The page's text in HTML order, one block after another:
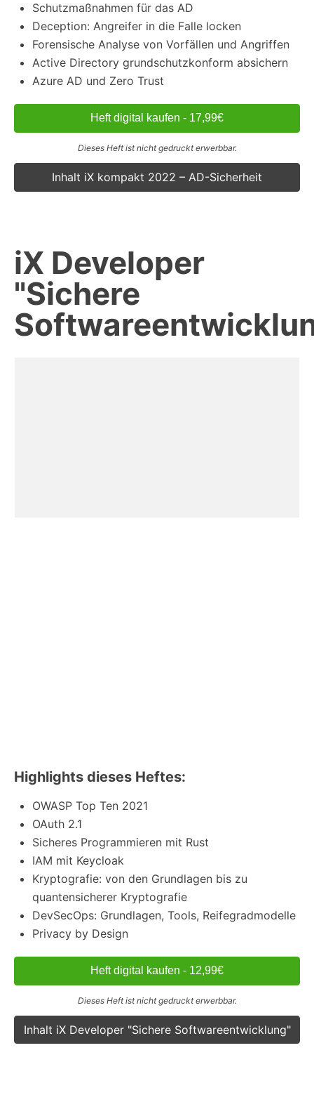
Schutzmaßnahmen für das AD
Deception: Angreifer in die Falle locken
Forensische Analyse von Vorfällen und Angriffen
Active Directory grundschutzkonform absichern
Azure AD und Zero Trust
Heft digital kaufen - 17,99€
Dieses Heft ist nicht gedruckt erwerbbar.
Inhalt iX kompakt 2022 – AD-Sicherheit
iX Developer
"Sichere
Highlights dieses Heftes:
OWASP Top Ten 2021
OAuth 2.1
Sicheres Programmieren mit Rust
IAM mit Keycloak
Kryptografie: von den Grundlagen bis zu
quantensicherer Kryptografie
DevSecOps: Grundlagen, Tools, Reifegradmodelle
Privacy by Design
Heft digital kaufen - 12,99€
Dieses Heft ist nicht gedruckt erwerbbar.
Inhalt iX Developer "Sichere Softwareentwicklung"